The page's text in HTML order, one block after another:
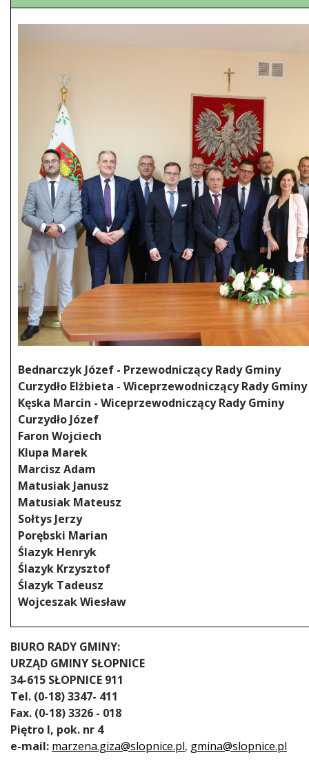
Bednarczyk Józef - Przewodniczący Rady Gminy
Curzydło Elżbieta - Wiceprzewodniczący Rady Gminy
Kęska Marcin - Wiceprzewodniczący Rady Gminy
Curzydło Józef
Faron Wojciech
Klupa Marek
Marcisz Adam
Matusiak Janusz
Matusiak Mateusz
Sołtys Jerzy
Porębski Marian
Ślazyk Henryk
Ślazyk Krzysztof
Ślazyk Tadeusz
Wojceszak Wiesław
BIURO RADY GMINY:
URZĄD GMINY SŁOPNICE
34-615 SŁOPNICE 911
Tel. (0-18) 3347- 411
Fax. (0-18) 3326 - 018
Piętro I, pok. nr 4
e-mail: marzena.giza@slopnice.pl, gmina@slopnice.pl